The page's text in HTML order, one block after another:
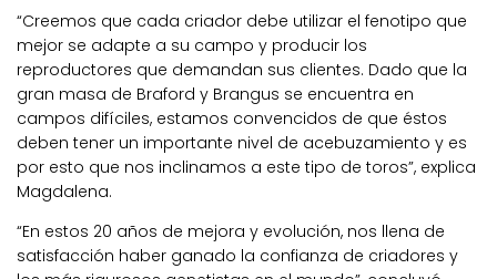
“Creemos que cada criador debe utilizar el fenotipo que
mejor se adapte a su campo y producir los
reproductores que demandan sus clientes. Dado que la
gran masa de Braford y Brangus se encuentra en
campos difíciles, estamos convencidos de que éstos
deben tener un importante nivel de acebuzamiento y es
por esto que nos inclinamos a este tipo de toros”, explica
Magdalena.
“En estos 20 años de mejora y evolución, nos llena de
satisfacción haber ganado la confianza de criadores y